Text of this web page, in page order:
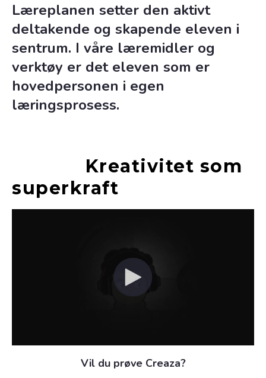
Læreplanen setter den aktivt
deltakende og skapende eleven i
sentrum. I våre læremidler og
verktøy er det eleven som er
hovedpersonen i egen
læringsprosess.
Kreativitet som
superkraft
Vil du prøve Creaza?